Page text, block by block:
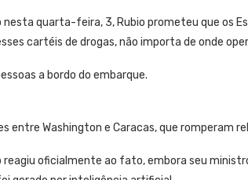
quarta-feira, 3, Rubio prometeu que os
cartéis de drogas, não importa de onde
a bordo do embarque.
entre Washington e Caracas, que romperam
reagiu oficialmente ao fato, embora seu